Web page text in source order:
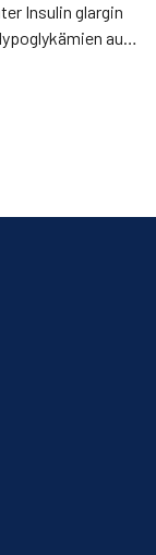
Insulin glargin